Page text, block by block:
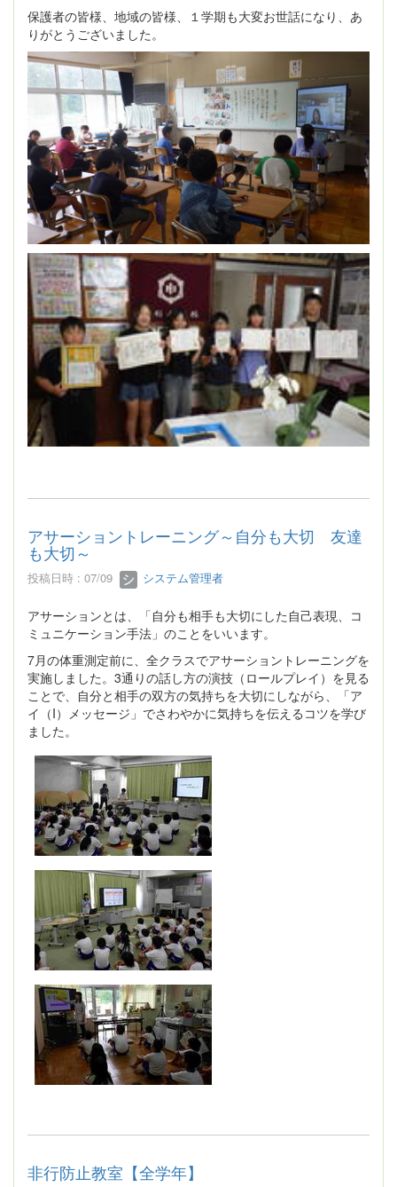
保護者の皆様、地域の皆様、１学期も大変お世話になり、あ
りがとうございました。
アサーショントレーニング～自分も大切 友達
も大切～
投稿日時 : 07/09 システム管理者
アサーションとは、「自分も相手も大切にした自己表現、コ
ミュニケーション手法」のことをいいます。
7月の体重測定前に、全クラスでアサーショントレーニングを
実施しました。3通りの話し方の演技（ロールプレイ）を見る
ことで、自分と相手の双方の気持ちを大切にしながら、「ア
イ（I）メッセージ」でさわやかに気持ちを伝えるコツを学び
ました。
非行防止教室【全学年】